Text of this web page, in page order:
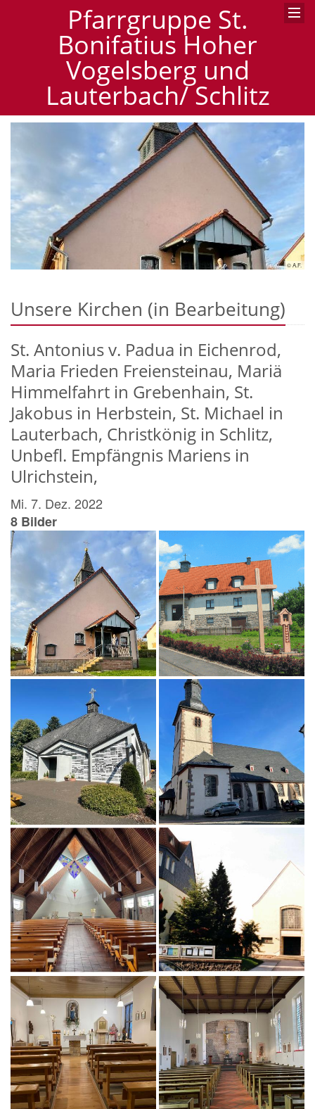
Pfarrgruppe St.
Bonifatius Hoher
Vogelsberg und
Lauterbach/ Schlitz
© A.F.
Unsere Kirchen (in Bearbeitung)
St. Antonius v. Padua in Eichenrod,
Maria Frieden Freiensteinau, Mariä
Himmelfahrt in Grebenhain, St.
Jakobus in Herbstein, St. Michael in
Lauterbach, Christkönig in Schlitz,
Unbefl. Empfängnis Mariens in
Ulrichstein,
Mi. 7. Dez. 2022
8 Bilder